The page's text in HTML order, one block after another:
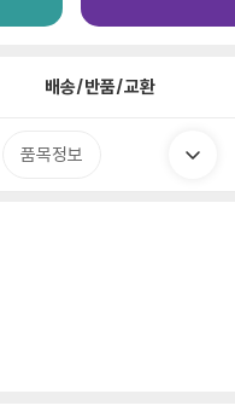
배송/반품/교환
품목정보